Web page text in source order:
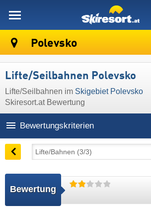
Polevsko
Lifte/Seilbahnen Polevsko
Lifte/Seilbahnen im Skigebiet Polevsko
Skiresort.at Bewertung
Bewertungskriterien
Bewertung